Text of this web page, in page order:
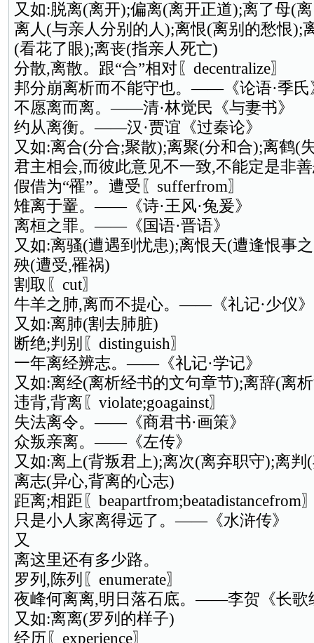
又如:脱离(离开);偏离(离开正道);离了母(
离人(与亲人分别的人);离恨(离别的愁恨);
(看花了眼);离丧(指亲人死亡)
分散,离散。跟“合”相对〖decentralize〗
邦分崩离析而不能守也。——《论语·季氏
不愿离而离。——清·林觉民《与妻书》
约从离衡。——汉·贾谊《过秦论》
又如:离合(分合;聚散);离聚(分和合);离鹤(
君主相会,而彼此意见不一致,不能定是非
假借为“罹”。遭受〖sufferfrom〗
雉离于罿。——《诗·王风·兔爰》
离桓之罪。——《国语·晋语》
又如:离骚(遭遇到忧患);离恨天(遭逢恨事
殃(遭受,罹祸)
割取〖cut〗
牛羊之肺,离而不提心。——《礼记·少仪》
又如:离肺(割去肺脏)
断绝;判别〖distinguish〗
一年离经辨志。——《礼记·学记》
又如:离经(离析经书的文句章节);离辞(离
违背,背离〖violate;goagainst〗
失法离令。——《商君书·画策》
众叛亲离。——《左传》
又如:离上(背叛君上);离次(离弃职守);离
离志(异心,背离的心志)
距离;相距〖beapartfrom;beatadistancefrom
只是小人家离得远了。——《水浒传》
又
离这里还有多少路。
罗列,陈列〖enumerate〗
夜峰何离离,明日落石底。——李贺《长歌
又如:离离(罗列的样子)
经历〖experience〗